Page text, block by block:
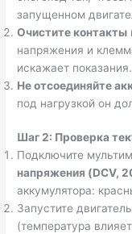
запущенном
Очистите контакты
напряжения и
искажает показания.
Не отсоединяйте
под нагрузкой он
Шаг 2: Проверка
Подключите
напряжения (DCV,
аккумулятора:
Запустите
(температура